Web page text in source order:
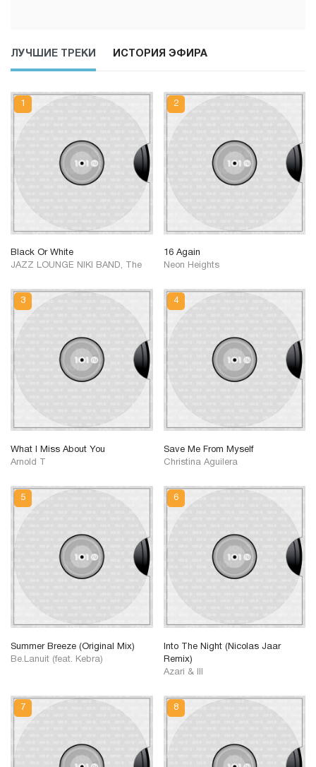
ЛУЧШИЕ ТРЕКИ ИСТОРИЯ ЭФИРА
Black Or White
JAZZ LOUNGE NIKI BAND, The
16 Again
Neon Heights
What I Miss About You
Arnold T
Save Me From Myself
Christina Aguilera
Summer Breeze (Original Mix)
Be.Lanuit (feat. Kebra)
Into The Night (Nicolas Jaar
Remix)
Azari & III